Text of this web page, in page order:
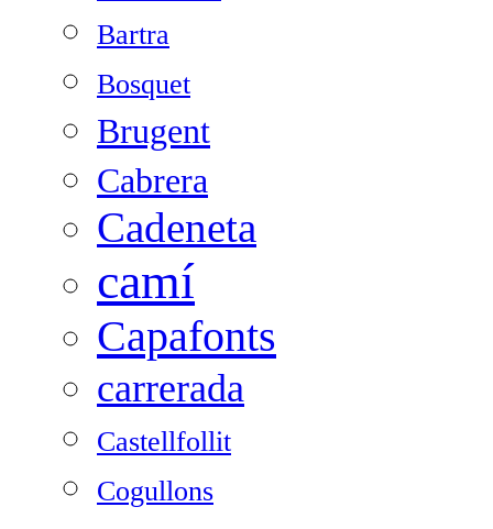
Bartra
Bosquet
Brugent
Cabrera
Cadeneta
camí
Capafonts
carrerada
Castellfollit
Cogullons